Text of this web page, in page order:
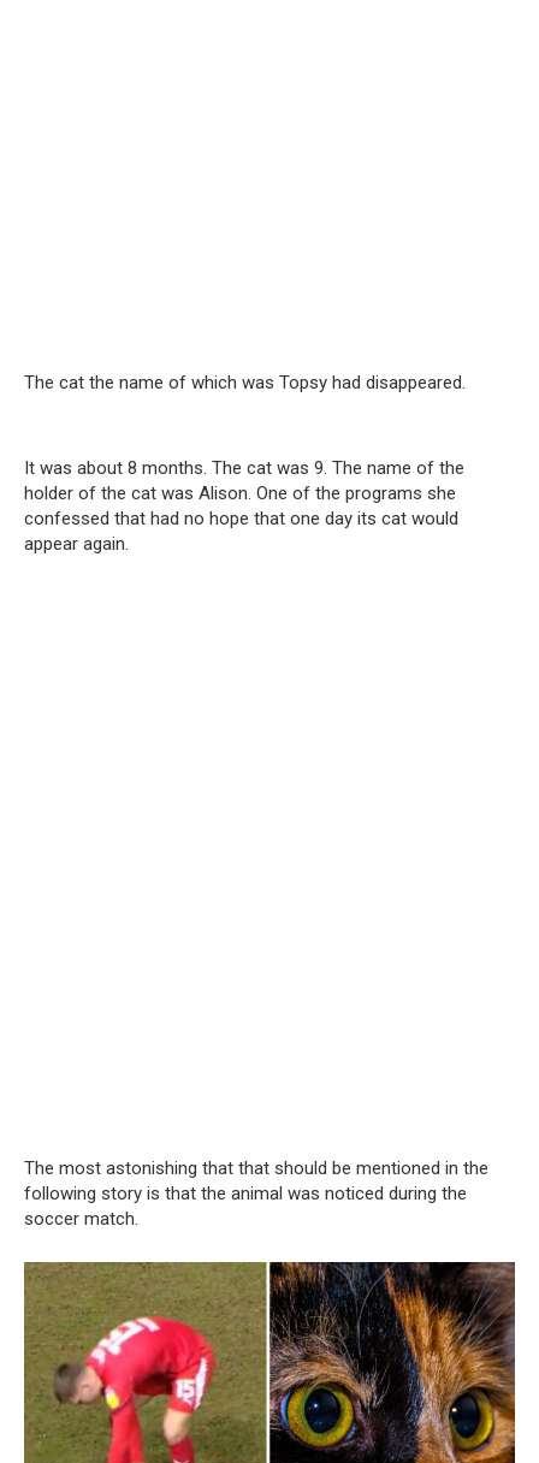
The cat the name of which was Topsy had disappeared.
It was about 8 months. The cat was 9. The name of the
holder of the cat was Alison. One of the programs she
confessed that had no hope that one day its cat would
appear again.
The most astonishing that that should be mentioned in the
following story is that the animal was noticed during the
soccer match.